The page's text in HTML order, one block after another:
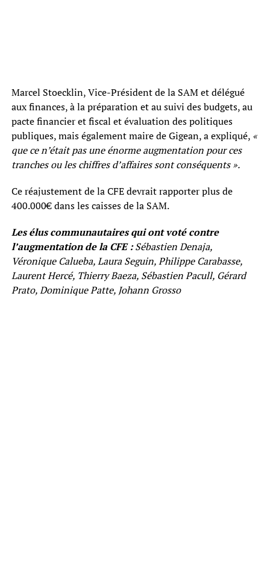
Marcel Stoecklin, Vice-Président de la SAM et délégué
aux finances, à la préparation et au suivi des budgets, au
pacte financier et fiscal et évaluation des politiques
publiques, mais également maire de Gigean, a expliqué, «
que ce n’était pas une énorme augmentation pour ces
tranches ou les chiffres d’affaires sont conséquents ».
Ce réajustement de la CFE devrait rapporter plus de
400.000€ dans les caisses de la SAM.
Les élus communautaires qui ont voté contre
l’augmentation de la CFE :Sébastien Denaja,
Véronique Calueba, Laura Seguin, Philippe Carabasse,
Laurent Hercé, Thierry Baeza, Sébastien Pacull, Gérard
Prato, Dominique Patte, Johann Grosso